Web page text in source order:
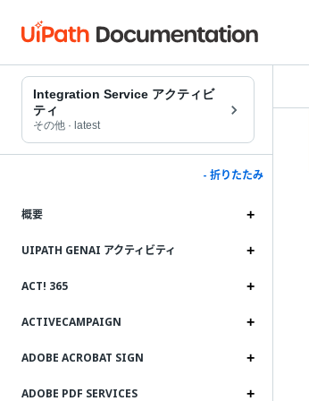
Integration Service アクティビ
ティ
その他 · latest
- 折りたたみ
概要
UIPATH GENAI アクティビティ
ACT! 365
ACTIVECAMPAIGN
ADOBE ACROBAT SIGN
ADOBE PDF SERVICES